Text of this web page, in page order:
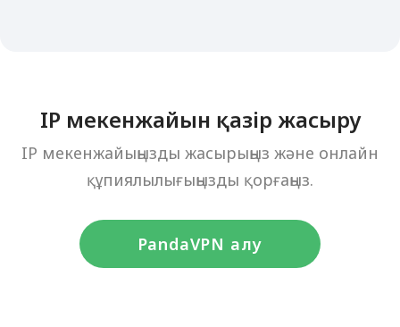
IP мекенжайын қазір жасыру
IP мекенжайыңызды жасырыңыз және онлайн
құпиялылығыңызды қорғаңыз.
PandaVPN алу